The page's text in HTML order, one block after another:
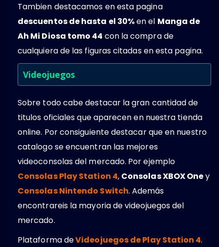
Tambien destacamos en esta pagina
descuentos de hasta el 30%en el Manga de
Ah Mi Diosa tomo 44 con la compra de
cualquiera de las figuras citadas en esta pagina.
Videojuegos
Sobre todo cabe destacar la gran cantidad de
titulos oficiales que aparecen en nuestra tienda
online. Por consiguiente destacar que en nuestro
catalogo se encuentran las mejores
videoconsolas del mercado. Por ejemplo
Consolas Play Station 4, Consolas XBOX Oney
Consolas Nintendo Switch. Además
encontrareis la mayoria de videojuegos del
mercado.
Plataforma deVideojuegos de Play Station 4.